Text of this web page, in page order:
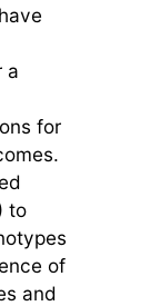
a
for
to
of
and